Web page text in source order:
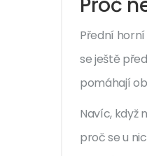
Přední
se ještě
pomáhají
Navíc, když
proč se u